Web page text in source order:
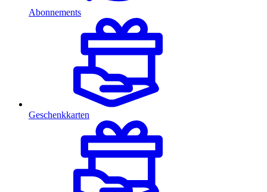
Abonnements
Geschenkkarten